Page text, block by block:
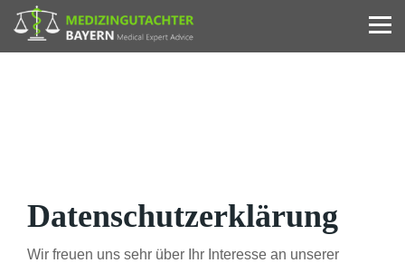
Datenschutzerklärung
Wir freuen uns sehr über Ihr Interesse an unserer